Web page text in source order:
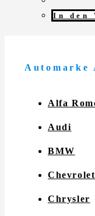
In den
Automarke
Alfa
Audi
BMW
Chevrolet
Chrysler